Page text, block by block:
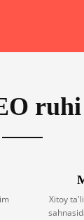
ruhi
Xitoy